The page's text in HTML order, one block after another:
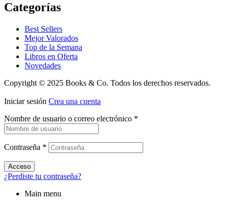
Categorías
Best Sellers
Mejor Valorados
Top de la Semana
Libros en Oferta
Novedades
Copyright © 2025 Books & Co. Todos los derechos reservados.
Iniciar sesión Crea una cuenta
Nombre de usuario o correo electrónico *
Contraseña *
Acceso
¿Perdiste tu contraseña?
Main menu